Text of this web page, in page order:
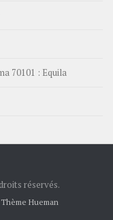
70101 : Equila
réservés.
Thème Hueman